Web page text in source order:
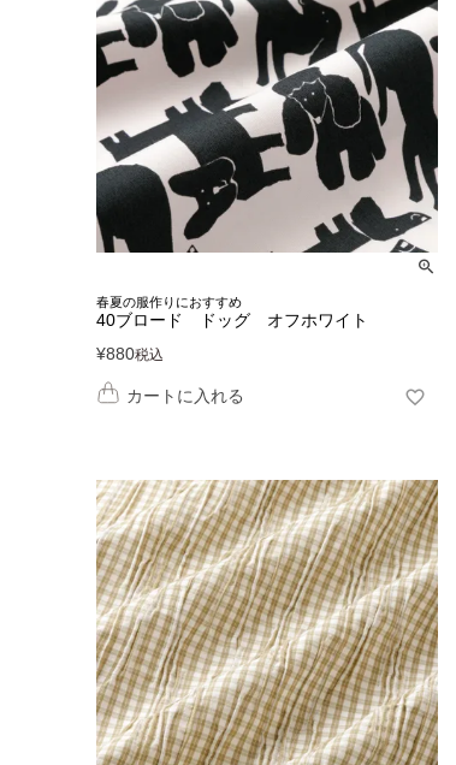
春夏の服作りにおすすめ
40ブロード ドッグ オフホワイト
¥880税込
カートに入れる